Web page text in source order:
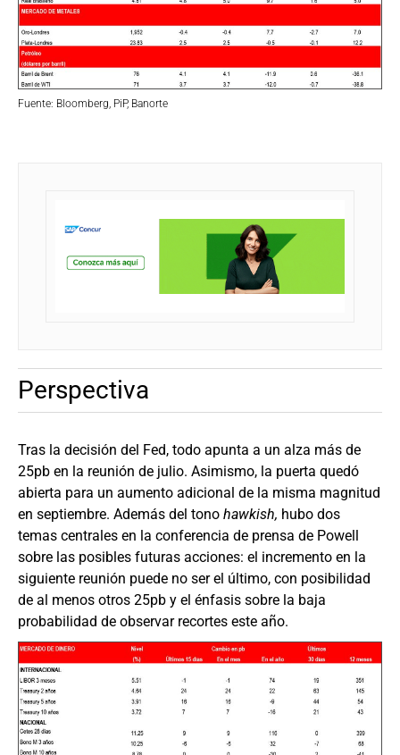
Fuente: Bloomberg, PiP, Banorte
Perspectiva
Tras la decisión del Fed, todo apunta a un alza más de
25pb en la reunión de julio. Asimismo, la puerta quedó
abierta para un aumento adicional de la misma magnitud
en septiembre. Además del tono hawkish, hubo dos
temas centrales en la conferencia de prensa de Powell
sobre las posibles futuras acciones: el incremento en la
siguiente reunión puede no ser el último, con posibilidad
de al menos otros 25pb y el énfasis sobre la baja
probabilidad de observar recortes este año.